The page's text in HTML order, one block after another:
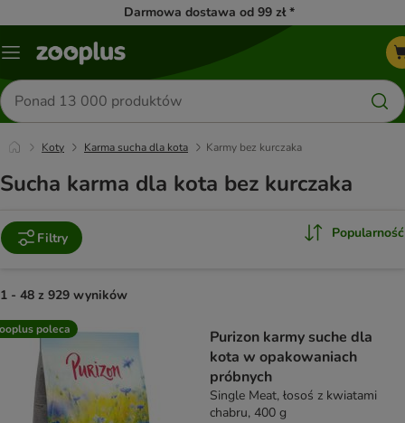
Darmowa dostawa od 99 zł *
Menu
Szukaj
produktów
Koty Karma sucha dla kota Karmy bez kurczaka
Sucha karma dla kota bez kurczaka
Filtry Popularność
1 - 48 z 929 wyników
product items have been changed
poleca
Purizon karmy suche dla
kota w opakowaniach
próbnych
Single Meat, łosoś z kwiatami
chabru, 400 g